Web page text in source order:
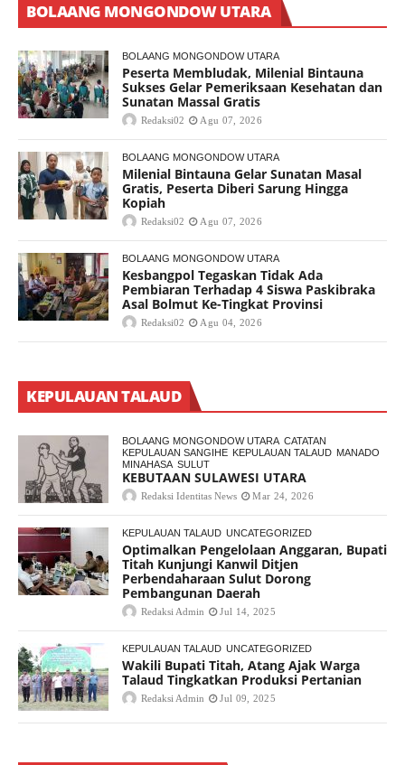
BOLAANG MONGONDOW UTARA
BOLAANG MONGONDOW UTARA
Peserta Membludak, Milenial Bintauna
Sukses Gelar Pemeriksaan Kesehatan dan
Sunatan Massal Gratis
Redaksi02 Agu 07, 2026
BOLAANG MONGONDOW UTARA
Milenial Bintauna Gelar Sunatan Masal
Gratis, Peserta Diberi Sarung Hingga
Kopiah
Redaksi02 Agu 07, 2026
BOLAANG MONGONDOW UTARA
Kesbangpol Tegaskan Tidak Ada
Pembiaran Terhadap 4 Siswa Paskibraka
Asal Bolmut Ke-Tingkat Provinsi
Redaksi02 Agu 04, 2026
KEPULAUAN TALAUD
BOLAANG MONGONDOW UTARA CATATAN
KEPULAUAN SANGIHE KEPULAUAN TALAUD MANADO
MINAHASA SULUT
KEBUTAAN SULAWESI UTARA
Redaksi Identitas News Mar 24, 2026
KEPULAUAN TALAUD UNCATEGORIZED
Optimalkan Pengelolaan Anggaran, Bupati
Titah Kunjungi Kanwil Ditjen
Perbendaharaan Sulut Dorong
Pembangunan Daerah
Redaksi Admin Jul 14, 2025
KEPULAUAN TALAUD UNCATEGORIZED
Wakili Bupati Titah, Atang Ajak Warga
Talaud Tingkatkan Produksi Pertanian
Redaksi Admin Jul 09, 2025